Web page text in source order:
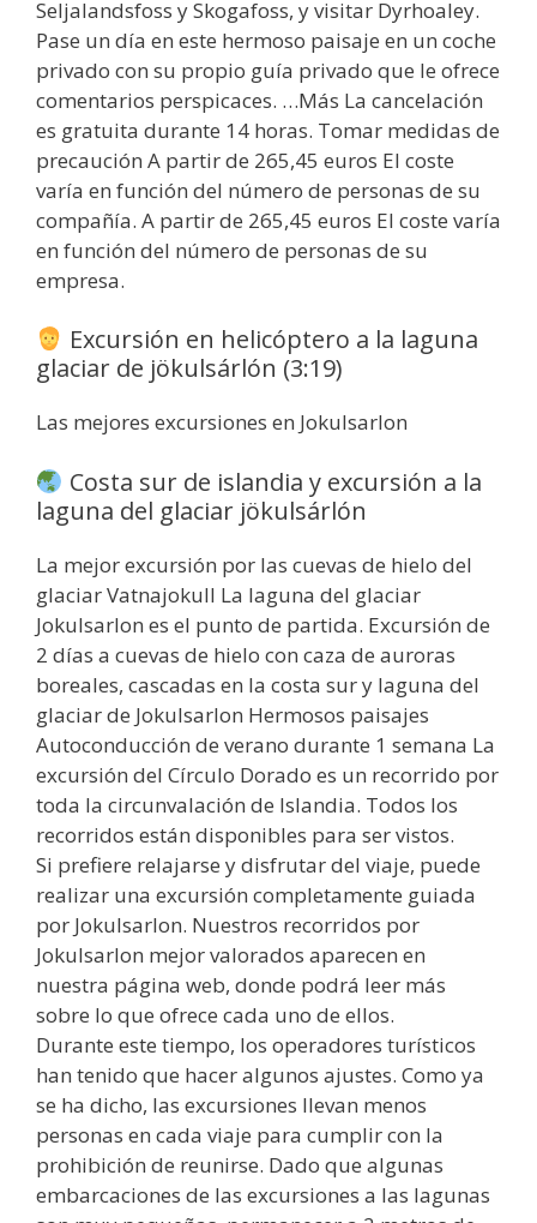
Seljalandsfoss y Skogafoss, y visitar Dyrhoaley.
Pase un día en este hermoso paisaje en un coche
privado con su propio guía privado que le ofrece
comentarios perspicaces. …Más La cancelación
es gratuita durante 14 horas. Tomar medidas de
precaución A partir de 265,45 euros El coste
varía en función del número de personas de su
compañía. A partir de 265,45 euros El coste varía
en función del número de personas de su
empresa.
Excursión en helicóptero a la laguna
glaciar de jökulsárlón (3:19)
Las mejores excursiones en Jokulsarlon
Costa sur de islandia y excursión a la
laguna del glaciar jökulsárlón
La mejor excursión por las cuevas de hielo del
glaciar Vatnajokull La laguna del glaciar
Jokulsarlon es el punto de partida. Excursión de
2 días a cuevas de hielo con caza de auroras
boreales, cascadas en la costa sur y laguna del
glaciar de Jokulsarlon Hermosos paisajes
Autoconducción de verano durante 1 semana La
excursión del Círculo Dorado es un recorrido por
toda la circunvalación de Islandia. Todos los
recorridos están disponibles para ser vistos.
Si prefiere relajarse y disfrutar del viaje, puede
realizar una excursión completamente guiada
por Jokulsarlon. Nuestros recorridos por
Jokulsarlon mejor valorados aparecen en
nuestra página web, donde podrá leer más
sobre lo que ofrece cada uno de ellos.
Durante este tiempo, los operadores turísticos
han tenido que hacer algunos ajustes. Como ya
se ha dicho, las excursiones llevan menos
personas en cada viaje para cumplir con la
prohibición de reunirse. Dado que algunas
embarcaciones de las excursiones a las lagunas